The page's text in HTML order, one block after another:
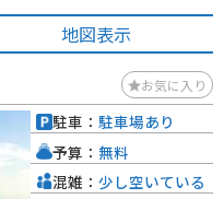
地図表示
お気に入り
駐車： 駐車場あり
予算： 無料
混雑： 少し空いている